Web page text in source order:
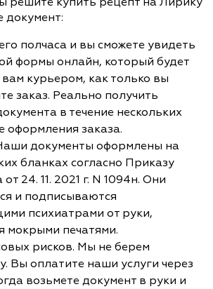
документ:
полчаса и вы сможете увидеть
формы онлайн, который будет
курьером, как только вы
заказ. Реально получить
в течение нескольких
оформления заказа.
документы оформлены на
бланках согласно Приказу
24. 11. 2021 г. N 1094н. Они
и подписываются
психиатрами от руки,
мокрыми печатями.
рисков. Мы не берем
Вы оплатите наши услуги через
возьмете документ в руки и